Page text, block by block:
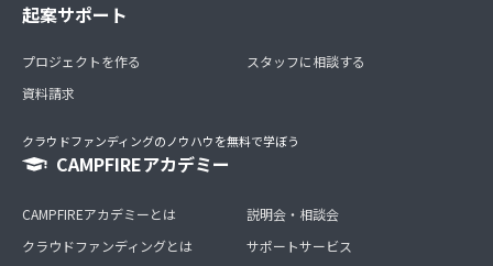
起案サポート
プロジェクトを作る
資料請求
スタッフに相談する
クラウドファンディングのノウハウを無料で学ぼう
CAMPFIREアカデミー
CAMPFIREアカデミーとは
クラウドファンディングとは
説明会・相談会
サポートサービス